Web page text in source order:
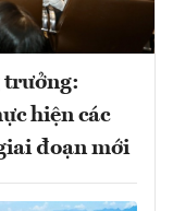
trưởng:
hiện các
đoạn mới